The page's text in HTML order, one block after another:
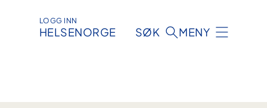
LOGG INN
HELSENORGE SØK MENY